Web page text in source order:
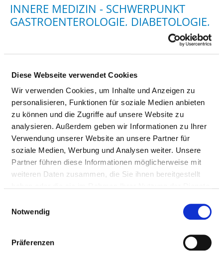
Diese Webseite verwendet Cookies
Wir verwenden Cookies, um Inhalte und Anzeigen zu
personalisieren, Funktionen für soziale Medien anbieten
zu können und die Zugriffe auf unsere Website zu
analysieren. Außerdem geben wir Informationen zu Ihrer
Verwendung unserer Website an unsere Partner für
soziale Medien, Werbung und Analysen weiter. Unsere
Partner führen diese Informationen möglicherweise mit
weiteren Daten zusammen, die Sie ihnen bereitgestellt
Notwendig
Präferenzen
INNERE MEDIZIN - SCHWERPUNKT
GASTROENTEROLOGIE, DIABETOLOGIE,
83734 Hausham
Phone: 08026-393-2222
Fax: 08026-393-4613
Mail:
ed.deirahtagahk@lekniwnedpo.kram
With emergency ambulance
Approach
für Innere Medizin mit den Schwerpunkten